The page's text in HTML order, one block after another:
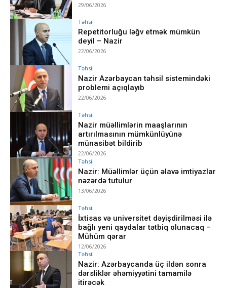
29/06/2026
Təhsil
Repetitorluğu ləğv etmək mümkün
deyil – Nazir
22/06/2026
Təhsil
Nazir Azərbaycan təhsil sistemindəki
problemi açıqlayıb
22/06/2026
Təhsil
Nazir müəllimlərin maaşlarının
artırılmasının mümkünlüyünə
münasibət bildirib
22/06/2026
Təhsil
Nazir: Müəllimlər üçün əlavə imtiyazlar
nəzərdə tutulur
13/06/2026
Təhsil
İxtisas və universitet dəyişdirilməsi ilə
bağlı yeni qaydalar tətbiq olunacaq –
Mühüm qərar
12/06/2026
Təhsil
Nazir: Azərbaycanda üç ildən sonra
dərsliklər əhəmiyyətini tamamilə
itirəcək